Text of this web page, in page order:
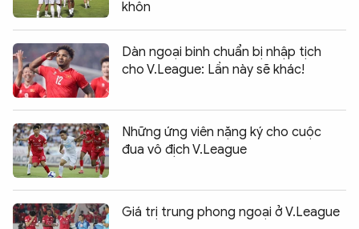
khôn
Dàn ngoại binh chuẩn bị nhập tịch
cho V.League: Lần này sẽ khác!
Những ứng viên nặng ký cho cuộc
đua vô địch V.League
Giá trị trung phong ngoại ở V.League